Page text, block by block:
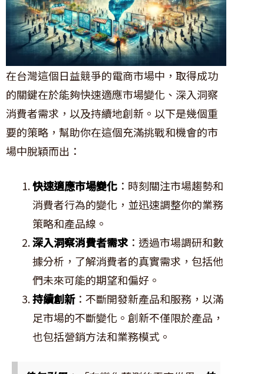
在台灣這個日益競爭的電商市場中，取得成功
的關鍵在於能夠快速適應市場變化、深入洞察
消費者需求，以及持續地創新。以下是幾個重
要的策略，幫助你在這個充滿挑戰和機會的市
場中脫穎而出：
快速適應市場變化 ：時刻關注市場趨勢和
消費者行為的變化，並迅速調整你的業務
策略和產品線。
深入洞察消費者需求：透過市場調研和數
據分析，了解消費者的真實需求，包括他
們未來可能的期望和偏好。
持續創新：不斷開發新產品和服務，以滿
足市場的不斷變化。創新不僅限於產品，
也包括營銷方法和業務模式。